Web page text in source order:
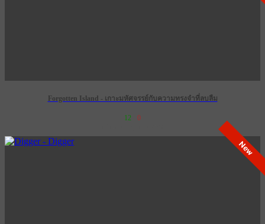
Forgotten Island - เกาะมหัศจรรย์กับความทรงจำที่ลบลืม
12 0
New